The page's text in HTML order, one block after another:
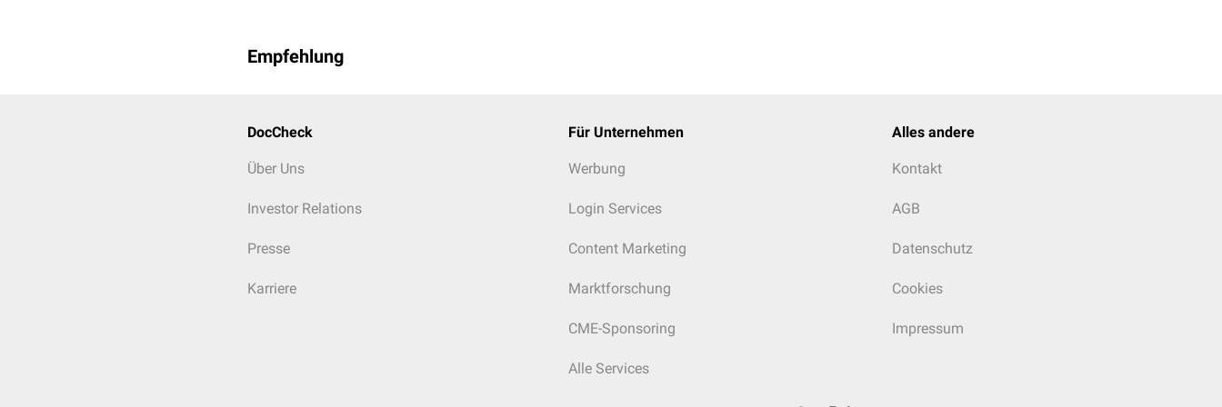
Empfehlung
DocCheck
Über Uns
Investor Relations
Presse
Karriere
Für Unternehmen
Werbung
Login Services
Content Marketing
Marktforschung
CME-Sponsoring
Alle Services
Alles andere
Kontakt
AGB
Datenschutz
Cookies
Impressum